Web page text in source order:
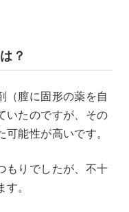
？
（膣に固形の薬を自
いたのですが、その
能性が高いです。
もりでしたが、不十
。